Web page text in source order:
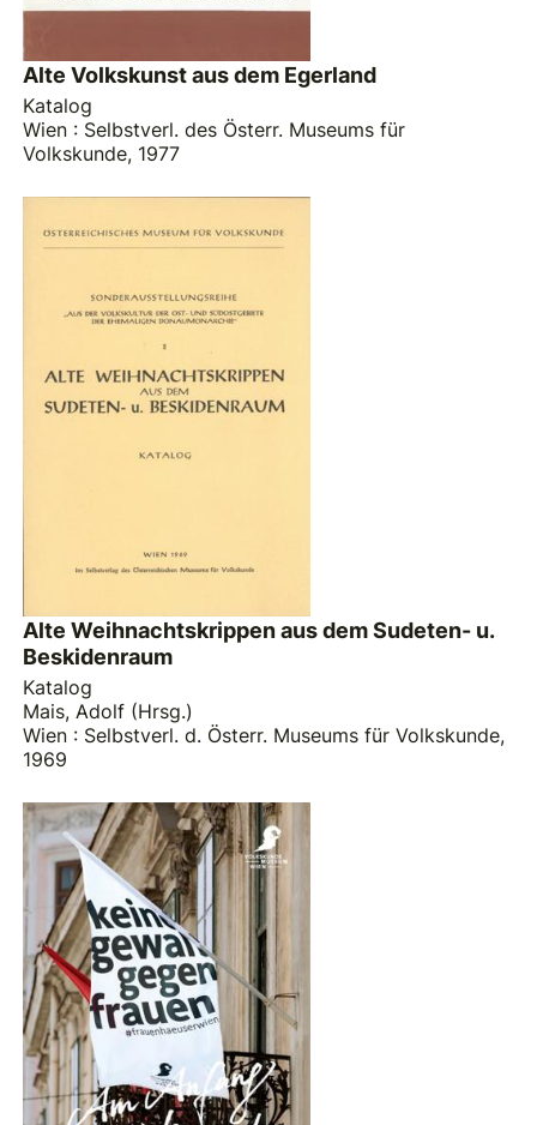
Alte Volkskunst aus dem Egerland
Katalog
Wien : Selbstverl. des Österr. Museums für
Volkskunde, 1977
Alte Weihnachtskrippen aus dem Sudeten- u.
Beskidenraum
Katalog
Mais, Adolf (Hrsg.)
Wien : Selbstverl. d. Österr. Museums für Volkskunde,
1969